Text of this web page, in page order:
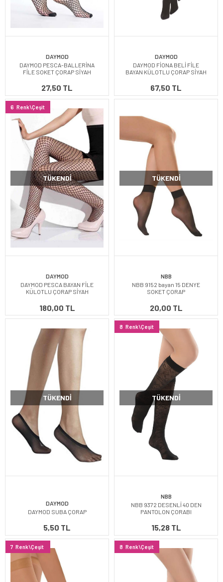
DAYMOD
DAYMOD PESCA-BALLERİNA
FİLE SOKET ÇORAP SİYAH
27,50 TL
DAYMOD
DAYMOD FİONA BELİ FİLE
BAYAN KÜLOTLU ÇORAP SİYAH
67,50 TL
6 Renk\Çeşit
TÜKENDI
DAYMOD
DAYMOD PESCA BAYAN FİLE
KÜLOTLU ÇORAP SİYAH
180,00 TL
TÜKENDI
NBB
NBB 9152 bayan 15 DENYE
SOKET ÇORAP
20,00 TL
TÜKENDI
DAYMOD
DAYMOD SUBA ÇORAP
5,50 TL
8 Renk\Çeşit
TÜKENDI
NBB
NBB 9372 DESENLİ 40 DEN
PANTOLON ÇORABI
15,28 TL
7 Renk\Çeşit 8 Renk\Çeşit